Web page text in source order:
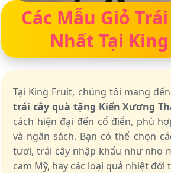
Các Mẫu Giỏ
Nhất Tại
Tại King Fruit, chúng tôi mang
trái cây quà tặng Kiến Xương
cách hiện đại đến cổ điển, phù
và ngân sách. Bạn có thể chọn
tươi, trái cây nhập khẩu như nho
cam Mỹ, hay các loại quả nhiệt đới